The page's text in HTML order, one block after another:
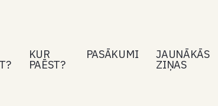
KUR
PAĒST?
PASĀKUMI JAUNĀKĀS
ZIŅAS